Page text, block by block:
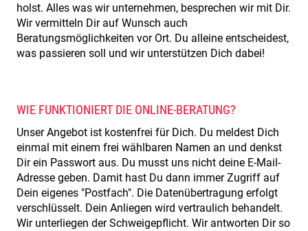
holst. Alles was wir unternehmen, besprechen wir mit Dir.
Wir vermitteln Dir auf Wunsch auch
Beratungsmöglichkeiten vor Ort. Du alleine entscheidest,
was passieren soll und wir unterstützen Dich dabei!
WIE FUNKTIONIERT DIE ONLINE-BERATUNG?
Unser Angebot ist kostenfrei für Dich. Du meldest Dich
einmal mit einem frei wählbaren Namen an und denkst
Dir ein Passwort aus. Du musst uns nicht deine E-Mail-
Adresse geben. Damit hast Du dann immer Zugriff auf
Dein eigenes "Postfach". Die Datenübertragung erfolgt
verschlüsselt. Dein Anliegen wird vertraulich behandelt.
Wir unterliegen der Schweigepflicht. Wir antworten Dir so